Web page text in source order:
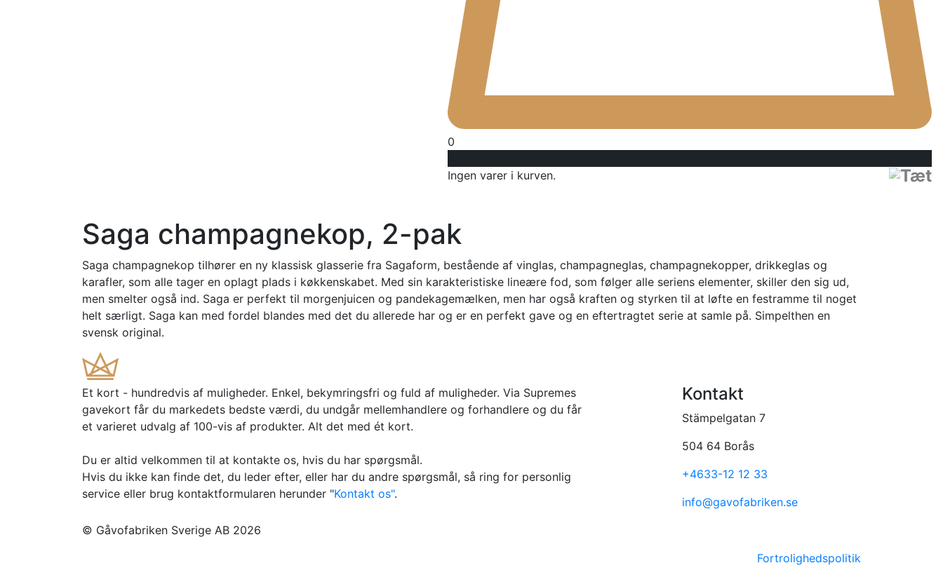
0
Ingen varer i kurven.
Saga champagnekop, 2-pak
Saga champagnekop tilhører en ny klassisk glasserie fra Sagaform, bestående af vinglas, champagneglas, champagnekopper, drikkeglas og
karafler, som alle tager en oplagt plads i køkkenskabet. Med sin karakteristiske lineære fod, som følger alle seriens elementer, skiller den sig ud,
men smelter også ind. Saga er perfekt til morgenjuicen og pandekagemælken, men har også kraften og styrken til at løfte en festramme til noget
helt særligt. Saga kan med fordel blandes med det du allerede har og er en perfekt gave og en eftertragtet serie at samle på. Simpelthen en
svensk original.
Et kort - hundredvis af muligheder. Enkel, bekymringsfri og fuld af muligheder. Via Supremes
gavekort får du markedets bedste værdi, du undgår mellemhandlere og forhandlere og du får
et varieret udvalg af 100-vis af produkter. Alt det med ét kort.
Du er altid velkommen til at kontakte os, hvis du har spørgsmål.
Hvis du ikke kan finde det, du leder efter, eller har du andre spørgsmål, så ring for personlig
service eller brug kontaktformularen herunder "Kontakt os".
Kontakt
Stämpelgatan 7
504 64 Borås
+4633-12 12 33
info@gavofabriken.se
© Gåvofabriken Sverige AB 2026
Fortrolighedspolitik